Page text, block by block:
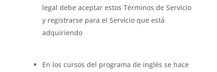
legal debe aceptar estos Términos de Servicio
y registrarse para el Servicio que está
adquiriendo
En los cursos del programa de inglés se hace